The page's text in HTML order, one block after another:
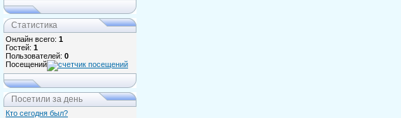
Статистика
Онлайн всего: 1
Гостей: 1
Пользователей: 0
Посещений
Посетили за день
Кто сегодня был?